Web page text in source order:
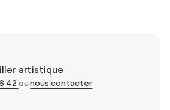
artistique
42 ounous contacter